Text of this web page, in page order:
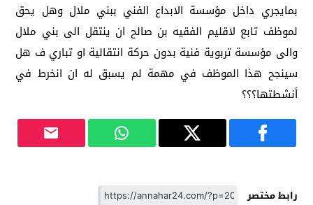
بمايجري داخل مؤسسة الابداع الفني ببني ملال وهل يحق
لموظف تابع لاقليم الفقيه بن صالح ان ينتقل الى بني ملال
والى مؤسسة تربوية فنية بدون حركة انتقالية او تباري ف هل
سينجح هذا الموظف في مهمة لم يسبق له ان انخرط في
أنشطتها؟؟؟
رابط مختصر